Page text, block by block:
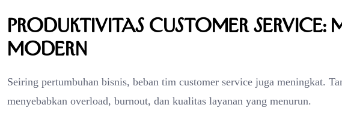
Produktivitas Customer Service:
Modern
Seiring pertumbuhan bisnis, beban tim customer service juga meningkat.
menyebabkan overload, burnout, dan kualitas layanan yang menurun.